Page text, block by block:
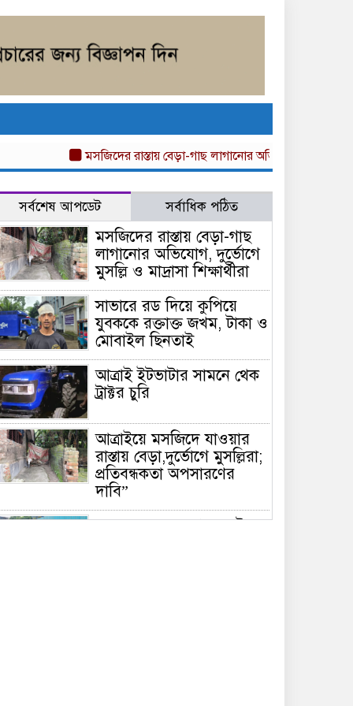
মসজিদের রাস্তায় বেড়া-গাছ লাগানোর অভিযোগ, দুর্ভোগে মুসল্লি ও
সর্বশেষ আপডেট সর্বাধিক পঠিত
মসজিদের রাস্তায় বেড়া-গাছ
লাগানোর অভিযোগ, দুর্ভোগে
মুসল্লি ও মাদ্রাসা শিক্ষার্থীরা
সাভারে রড দিয়ে কুপিয়ে
যুবককে রক্তাক্ত জখম, টাকা ও
মোবাইল ছিনতাই
আত্রাই ইটভাটার সামনে থেক
ট্রাক্টর চুরি
আত্রাইয়ে মসজিদে যাওয়ার
রাস্তায় বেড়া,দুর্ভোগে মুসল্লিরা;
প্রতিবন্ধকতা অপসারণের
দাবি”
সাভারে ড্রেনের মুখ ভরাটের